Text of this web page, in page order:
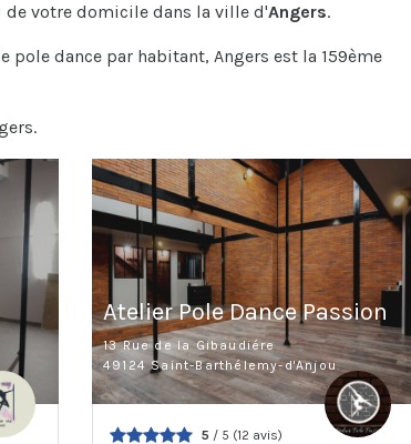
votre domicile dans la ville d'Angers.
pole dance par habitant, Angers est la 159ème
Atelier Pole Dance Passion
13 Rue de la Gibaudiére
49124 Saint-Barthélemy-d'Anjou
5 / 5 (12 avis)